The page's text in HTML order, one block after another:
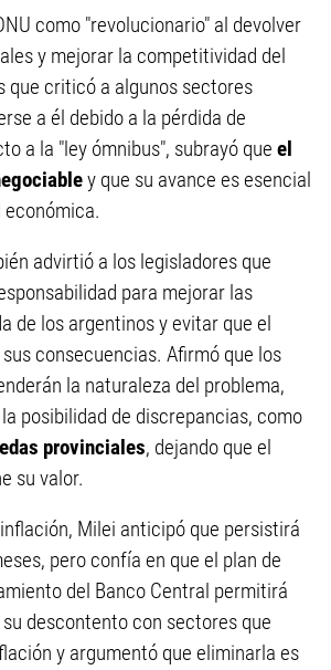
como "revolucionario" al devolver
y mejorar la competitividad del
que criticó a algunos sectores
a él debido a la pérdida de
a la "ley ómnibus", subrayó que el
y que su avance es esencial
advirtió a los legisladores que
para mejorar las
de los argentinos y evitar que el
consecuencias. Afirmó que los
la naturaleza del problema,
posibilidad de discrepancias, como
provinciales, dejando que el
su valor.
Milei anticipó que persistirá
pero confía en que el plan de
del Banco Central permitirá
descontento con sectores que
y argumentó que eliminarla es